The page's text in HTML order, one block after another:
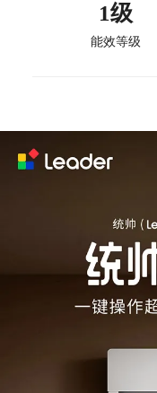
1级
能效等级